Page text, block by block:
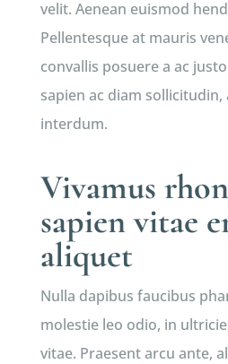
velit. Aenean euismod
Pellentesque at mauris
convallis posuere a ac
sapien ac diam sollicitudin,
interdum.
Vivamus
sapien vitae
aliquet
Nulla dapibus faucibus
molestie leo odio, in
vitae. Praesent arcu ante,